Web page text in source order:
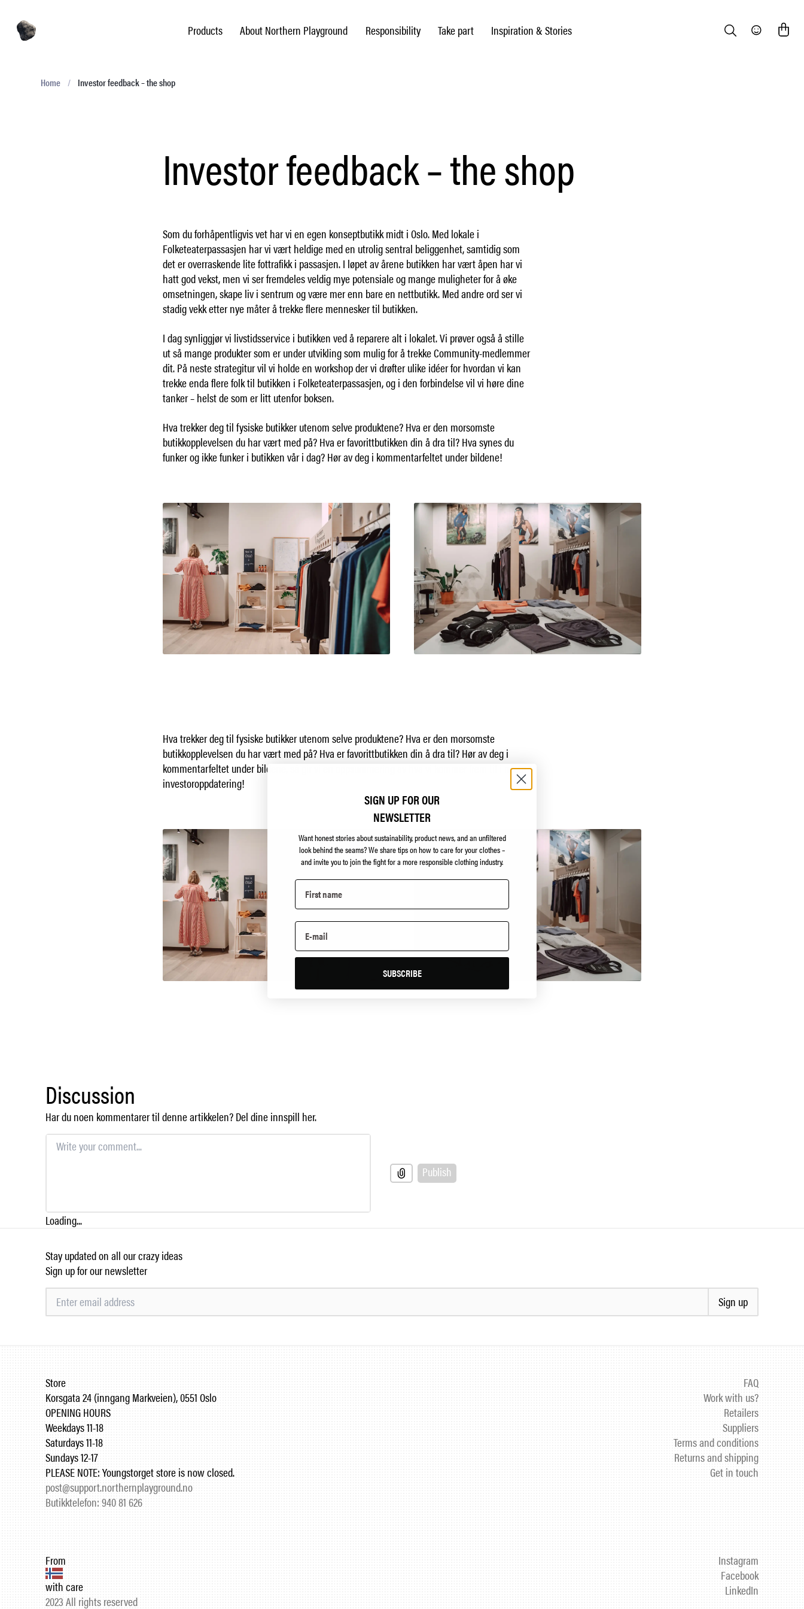
Products Responsibility Take part Inspiration & Stories
About Northern Playground Search Community
Home / Investor feedback – the shop
Investor feedback – the shop
Som du forhåpentligvis vet har vi en egen konseptbutikk midt i Oslo. Med lokale i
Folketeaterpassasjen har vi vært heldige med en utrolig sentral beliggenhet, samtidig som
det er overraskende lite fottrafikk i passasjen. I løpet av årene butikken har vært åpen har vi
hatt god vekst, men vi ser fremdeles veldig mye potensiale og mange muligheter for å øke
omsetningen, skape liv i sentrum og være mer enn bare en nettbutikk. Med andre ord ser vi
stadig vekk etter nye måter å trekke flere mennesker til butikken.
I dag synliggjør vi livstidsservice i butikken ved å reparere alt i lokalet. Vi prøver også å stille
ut så mange produkter som er under utvikling som mulig for å trekke Community-medlemmer
dit. På neste strategitur vil vi holde en workshop der vi drøfter ulike idéer for hvordan vi kan
trekke enda flere folk til butikken i Folketeaterpassasjen, og i den forbindelse vil vi høre dine
tanker – helst de som er litt utenfor boksen.
Hva trekker deg til fysiske butikker utenom selve produktene? Hva er den morsomste
butikkopplevelsen du har vært med på? Hva er favorittbutikken din å dra til? Hva synes du
funker og ikke funker i butikken vår i dag? Hør av deg i kommentarfeltet under bildene!
Hva trekker deg til fysiske butikker utenom selve produktene? Hva er den morsomste
butikkopplevelsen du har vært med på? Hva er favorittbutikken din å dra til? Hør av deg i
kommentarfeltet under bildene, så gir vi en oppsummering av hva vi kommer frem til i neste
investoroppdatering!
Discussion
Har du noen kommentarer til denne artikkelen? Del dine innspill her.
Publish
Loading...
Stay updated on all our crazy ideas
Sign up for our newsletter
Sign up
Store
Korsgata 24 (inngang Markveien), 0551 Oslo
OPENING HOURS
Weekdays 11-18
Saturdays 11-18
Sundays 12-17
PLEASE NOTE: Youngstorget store is now closed.
post@support.northernplayground.no
Butikktelefon: 940 81 626
FAQ
Work with us?
Retailers
Suppliers
Terms and conditions
Returns and shipping
Get in touch
From
with care
2023 All rights reserved
Instagram
Facebook
LinkedIn
SIGN UP FOR OUR
NEWSLETTER
Want honest stories about sustainability, product news, and an unfiltered
look behind the seams?We share tips on how to care for your clothes –
and invite you to join the fight for a more responsible clothing industry.
SUBSCRIBE